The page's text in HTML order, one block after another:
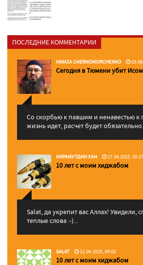
ПОСЛЕДНИЕ КОММЕНТАРИИ
HAMZA CHERNOMORCHENKO
Сегодня в Тюмени убит
Со скорбью к павшим и ненавестью к
жизнь идет, расчет будет обязательно.
ИКРАМУТДИН ХАН 17.04.2025, 00:27
10 лет с моим хиджабом
Salat, да укрепит вас Аллаx! Увидели,
теплые слова :-)...
SALAT 11.04.2025, 09:02
10 лет с моим хиджабом